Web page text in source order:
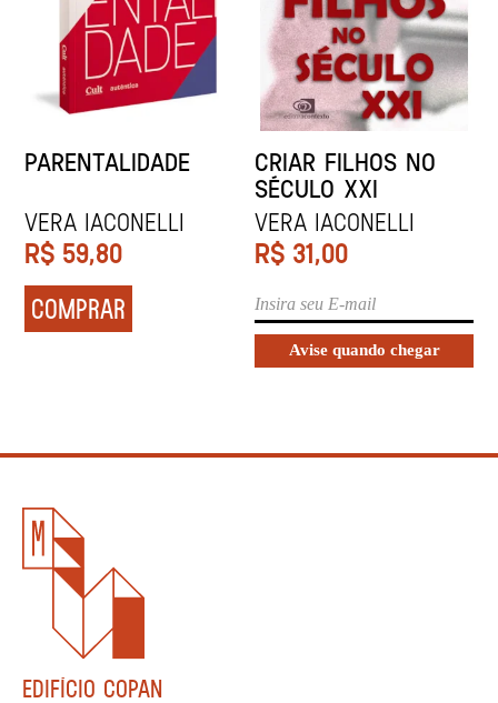
PARENTALIDADE
Vera Iaconelli
R$ 59,80
COMPRAR
CRIAR FILHOS NO
SÉCULO XXI
Vera Iaconelli
R$ 31,00
EDIFÍCIO COPAN